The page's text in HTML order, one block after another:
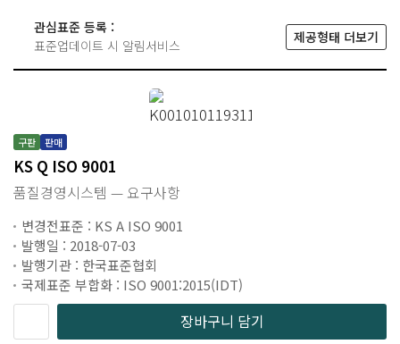
관심표준 등록 :
표준업데이트 시 알림서비스
제공형태 더보기
구판 판매
KS Q ISO 9001
품질경영시스템 — 요구사항
변경전표준 : KS A ISO 9001
발행일 : 2018-07-03
발행기관 : 한국표준협회
국제표준 부합화 : ISO 9001:2015(IDT)
장바구니 담기